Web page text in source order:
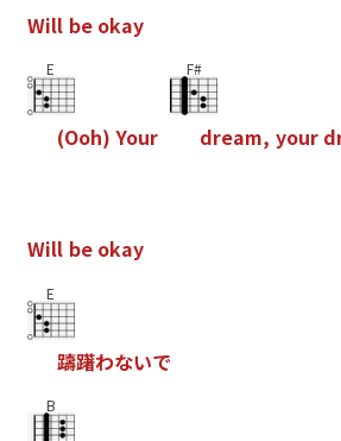
Will be okay
E
(Ooh) Your
F#
dream, your d
Will be okay
E
躊躇わないで
B